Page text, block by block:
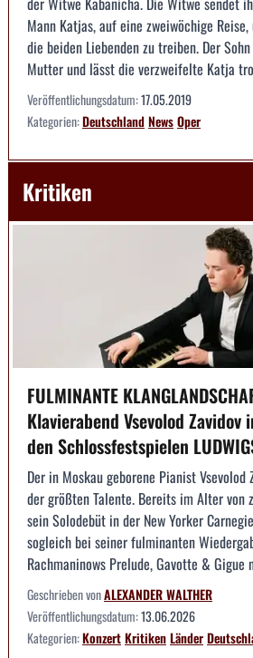
Mann Katjas, auf eine zweiwöchige
die beiden Liebenden zu treiben. Der
Mutter und lässt die verzweifelte Katja
Veröffentlichungsdatum:17.05.2019
Kategorien:DeutschlandNewsOper
Kritiken
FULMINANTE
Klavierabend Vsevolod Zavidov
den Schlossfestspielen
Der in Moskau geborene Pianist
der größten Talente. Bereits im Alter von
sein Solodebüt in der New Yorker
sogleich bei seiner fulminanten
Rachmaninows Prelude, Gavotte & Gigue
Geschrieben vonALEXANDER WALTHER
Veröffentlichungsdatum:13.06.2026
Kategorien:KonzertKritikenLänder